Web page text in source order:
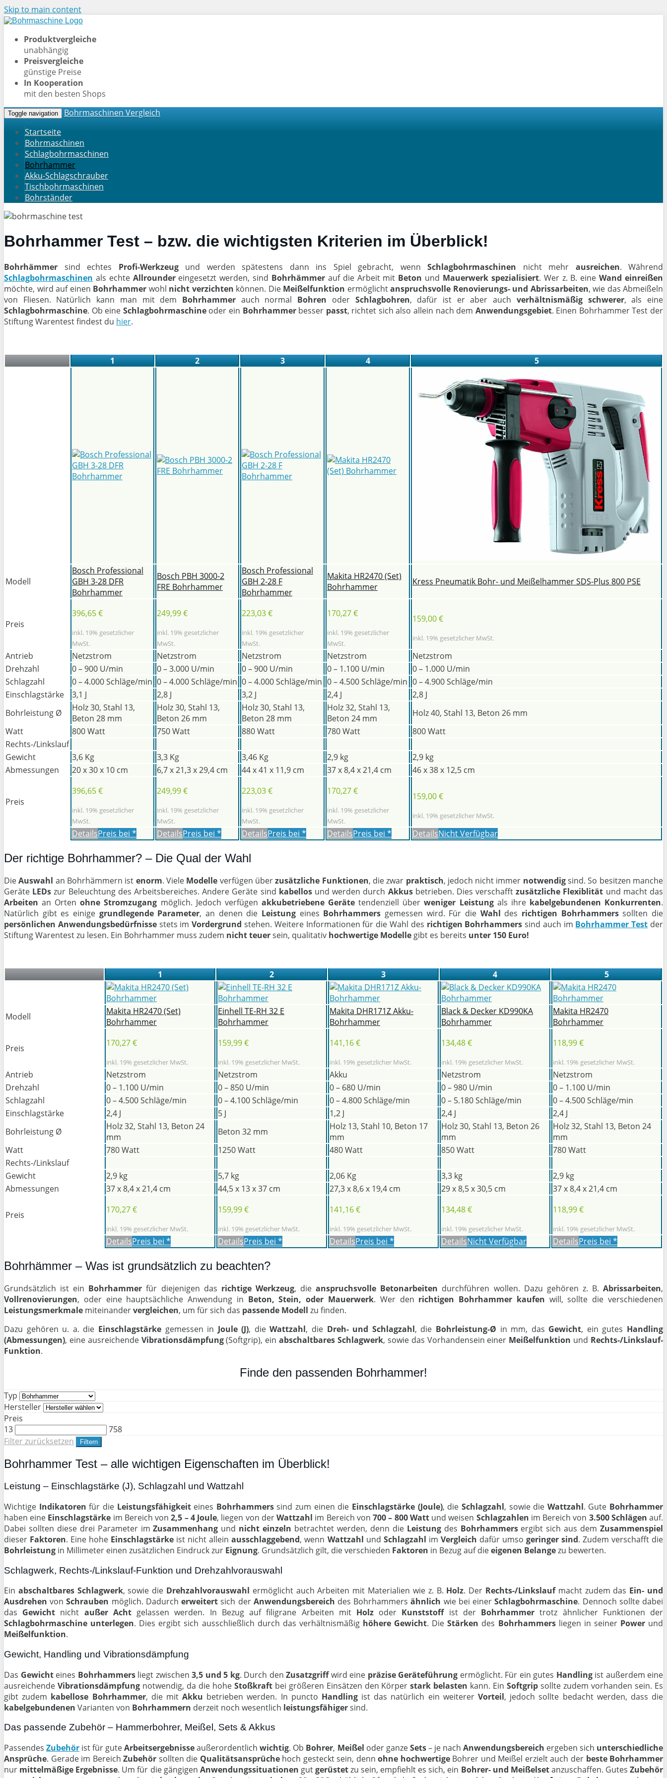
Skip to main content
Produktvergleiche
unabhängig
Preisvergleiche
günstige Preise
In Kooperation
mit den besten Shops
Toggle navigation
Bohrmaschinen Vergleich
Startseite
Bohrmaschinen
Schlagbohrmaschinen
Bohrhammer
Akku-Schlagschrauber
Tischbohrmaschinen
Bohrständer
Bohrhammer Test – bzw. die wichtigsten Kriterien im Überblick!
Bohrhämmer sind echtes Profi-Werkzeugund werden spätestens dann ins Spiel gebracht, wenn Schlagbohrmaschinen nicht mehr ausreichen. Während
Schlagbohrmaschinen als echte Allroundereingesetzt werden, sind Bohrhämmer auf die Arbeit mit Beton und Mauerwerk spezialisiert. Wer z. B. eineWand einreißen
möchte, wird auf einen Bohrhammer wohl nicht verzichten können. Die Meißelfunktion ermöglichtanspruchsvolle Renovierungs- und Abrissarbeiten, wie das Abmeißeln
von Fliesen. Natürlich kann man mit dem Bohrhammer auch normal Bohren oder Schlagbohren, dafür ist er aber auch verhältnismäßig schwerer, als eine
Schlagbohrmaschine. Ob eine Schlagbohrmaschineoder ein Bohrhammerbesser passt, richtet sich also allein nach dem Anwendungsgebiet. Einen Bohrhammer Test der
Stiftung Warentest findest du hier.
1 2 3 4 5
Modell
Bosch Professional
GBH 3-28 DFR
Bohrhammer
Bosch PBH 3000-2
FRE Bohrhammer
Bosch Professional
GBH 2-28 F
Bohrhammer
Makita HR2470 (Set)
Bohrhammer
Kress Pneumatik Bohr- und Meißelhammer SDS-Plus 800 PSE
Preis
396,65 €
inkl. 19% gesetzlicher
MwSt.
249,99 €
inkl. 19% gesetzlicher
MwSt.
223,03 €
inkl. 19% gesetzlicher
MwSt.
170,27 €
inkl. 19% gesetzlicher
MwSt.
159,00 €
inkl. 19% gesetzlicher MwSt.
Antrieb Netzstrom Netzstrom Netzstrom Netzstrom
Netzstrom
Drehzahl
0 – 900 U/min 0 – 3.000 U/min 0 – 900 U/min 0 – 1.100 U/min
0 – 1.000 U/min
Schlagzahl
0 – 4.000 Schläge/min 0 – 4.000 Schläge/min 0 – 4.000 Schläge/min 0 – 4.500 Schläge/min 0 – 4.900 Schläge/min
Einschlagstärke
3,1 J 2,8 J 3,2 J 2,4 J
2,8 J
Bohrleistung Ø
Holz 30, Stahl 13,
Beton 28 mm
Holz 30, Stahl 13,
Beton 26 mm
Holz 30, Stahl 13,
Beton 28 mm
Holz 32, Stahl 13,
Beton 24 mm
Holz 40, Stahl 13, Beton 26 mm
Watt
800 Watt 750 Watt 880 Watt 780 Watt
800 Watt
Rechts-/Linkslauf
Gewicht
3,6 Kg 3,3 Kg 3,46 Kg 2,9 kg
2,9 kg
Abmessungen
20 x 30 x 10 cm 6,7 x 21,3 x 29,4 cm 44 x 41 x 11,9 cm 37 x 8,4 x 21,4 cm 46 x 38 x 12,5 cm
Preis
396,65 €
inkl. 19% gesetzlicher
MwSt.
249,99 €
inkl. 19% gesetzlicher
MwSt.
223,03 €
inkl. 19% gesetzlicher
MwSt.
170,27 €
inkl. 19% gesetzlicher
MwSt.
159,00 €
inkl. 19% gesetzlicher MwSt.
DetailsPreis bei * DetailsPreis bei * DetailsPreis bei * DetailsPreis bei * DetailsNicht Verfügbar
Der richtige Bohrhammer? – Die Qual der Wahl
DieAuswahl an Bohrhämmern ist enorm. Viele Modelle verfügen überzusätzliche Funktionen, die zwar praktisch, jedoch nicht immer notwendigsind. So besitzen manche
Geräte LEDs zur Beleuchtung des Arbeitsbereiches. Andere Geräte sind kabellosund werden durch Akkusbetrieben. Dies verschafftzusätzliche Flexiblität und macht das
Arbeiten an Ortenohne Stromzugang möglich. Jedoch verfügen akkubetriebene Geräte tendenziell überweniger Leistungals ihre kabelgebundenen Konkurrenten.
Natürlich gibt es einige grundlegende Parameter, an denen die Leistung eines Bohrhammers gemessen wird. Für die Wahl des richtigen Bohrhammerssollten die
persönlichen Anwendungsbedürfnissestets imVordergrund stehen. Weitere Informationen für die Wahl des richtigen Bohrhammers sind auch im Bohrhammer Test der
Stiftung Warentest zu lesen. Ein Bohrhammer muss zudem nicht teuersein, qualitativ hochwertige Modelle gibt es bereits unter 150 Euro!
1 2 3 4 5
Modell
Makita HR2470 (Set)
Bohrhammer
Einhell TE-RH 32 E
Bohrhammer
Makita DHR171Z Akku-
Bohrhammer
Black & Decker KD990KA
Bohrhammer
Makita HR2470
Bohrhammer
Preis 170,27 €
inkl. 19% gesetzlicher MwSt.
159,99 €
inkl. 19% gesetzlicher MwSt.
141,16 €
inkl. 19% gesetzlicher MwSt.
134,48 €
inkl. 19% gesetzlicher MwSt.
118,99 €
inkl. 19% gesetzlicher MwSt.
Antrieb Netzstrom Netzstrom Akku Netzstrom
Netzstrom
Drehzahl
0 – 1.100 U/min 0 – 850 U/min 0 – 680 U/min 0 – 980 U/min
0 – 1.100 U/min
Schlagzahl
0 – 4.500 Schläge/min 0 – 4.100 Schläge/min 0 – 4.800 Schläge/min 0 – 5.180 Schläge/min
0 – 4.500 Schläge/min
Einschlagstärke
2,4 J 5 J 1,2 J 2,4 J
2,4 J
Bohrleistung Ø
Holz 32, Stahl 13, Beton 24
mm
Beton 32 mm
Holz 13, Stahl 10, Beton 17
mm
Holz 30, Stahl 13, Beton 26
mm
Holz 32, Stahl 13, Beton 24
mm
Watt
780 Watt 1250 Watt 480 Watt 850 Watt
780 Watt
Rechts-/Linkslauf
Gewicht
2,9 kg 5,7 kg 2,06 Kg 3,3 kg
2,9 kg
Abmessungen
37 x 8,4 x 21,4 cm 44,5 x 13 x 37 cm 27,3 x 8,6 x 19,4 cm 29 x 8,5 x 30,5 cm 37 x 8,4 x 21,4 cm
Preis 170,27 €
inkl. 19% gesetzlicher MwSt.
159,99 €
inkl. 19% gesetzlicher MwSt.
141,16 €
inkl. 19% gesetzlicher MwSt.
134,48 €
inkl. 19% gesetzlicher MwSt.
118,99 €
inkl. 19% gesetzlicher MwSt.
DetailsPreis bei * DetailsPreis bei * DetailsPreis bei * DetailsNicht Verfügbar DetailsPreis bei *
Bohrhämmer – Was ist grundsätzlich zu beachten?
Grundsätzlich ist ein Bohrhammer für diejenigen das richtige Werkzeug, dieanspruchsvolle Betonarbeiten durchführen wollen. Dazu gehören z. B.Abrissarbeiten,
Vollrenovierungen, oder eine hauptsächliche Anwendung in Beton, Stein, oder Mauerwerk. Wer den richtigen Bohrhammer kaufen will, sollte die verschiedenen
Leistungsmerkmale miteinandervergleichen, um für sich das passende Modell zu finden.
Dazu gehören u. a. die Einschlagstärkegemessen in Joule (J), dieWattzahl, die Dreh- und Schlagzahl, die Bohrleistung-Ø in mm, das Gewicht, ein gutes Handling
(Abmessungen), eine ausreichende Vibrationsdämpfung(Softgrip), einabschaltbares Schlagwerk, sowie das Vorhandensein einer Meißelfunktion und Rechts-/Linkslauf-
Funktion.
Finde den passenden Bohrhammer!
Typ
Hersteller
Preis
13
758
Filter zurücksetzen
Filtern
Bohrhammer Test – alle wichtigen Eigenschaften im Überblick!
Leistung – Einschlagstärke (J), Schlagzahl und Wattzahl
Wichtige Indikatoren für die Leistungsfähigkeiteines Bohrhammerssind zum einen die Einschlagstärke (Joule), die Schlagzahl, sowie die Wattzahl. Gute Bohrhammer
haben eine Einschlagstärke im Bereich von2,5 – 4 Joule, liegen von derWattzahl im Bereich von700 – 800 Wattund weisen Schlagzahlen im Bereich von 3.500 Schlägen auf.
Dabei sollten diese drei Parameter imZusammenhang und nicht einzeln betrachtet werden, denn die Leistungdes Bohrhammersergibt sich aus demZusammenspiel
dieser Faktoren. Eine hohe Einschlagstärke ist nicht alleinausschlaggebend, wenn Wattzahl und Schlagzahl im Vergleich dafür umso geringer sind. Zudem verschafft die
Bohrleistung in Millimeter einen zusätzlichen Eindruck zur Eignung. Grundsätzlich gilt, die verschieden Faktoren in Bezug auf dieeigenen Belangezu bewerten.
Schlagwerk, Rechts-/Linkslauf-Funktion und Drehzahlvorauswahl
Ein abschaltbares Schlagwerk, sowie die Drehzahlvorauswahl ermöglicht auch Arbeiten mit Materialien wie z. B. Holz. Der Rechts-/Linkslaufmacht zudem das Ein- und
Ausdrehen vonSchrauben möglich. Dadurcherweitert sich der Anwendungsbereich des Bohrhammersähnlich wie bei einerSchlagbohrmaschine. Dennoch sollte dabei
das Gewicht nicht außer Achtgelassen werden. In Bezug auf filigrane Arbeiten mit Holzoder Kunststoffist der Bohrhammer trotz ähnlicher Funktionen der
Schlagbohrmaschine unterlegen. Dies ergibt sich ausschließlich durch das verhältnismäßig höhere Gewicht. DieStärken des Bohrhammersliegen in seiner Powerund
Meißelfunktion.
Gewicht, Handling und Vibrationsdämpfung
Das Gewichteines Bohrhammersliegt zwischen 3,5 und 5 kg. Durch den Zusatzgriffwird eine präzise Geräteführung ermöglicht. Für ein gutes Handlingist außerdem eine
ausreichende Vibrationsdämpfungnotwendig, da die hohe Stoßkraftbei größeren Einsätzen den Körperstark belasten kann. EinSoftgrip sollte zudem vorhanden sein. Es
gibt zudem kabellose Bohrhammer, die mitAkku betrieben werden. In puncto Handlingist das natürlich ein weiterer Vorteil, jedoch sollte bedacht werden, dass die
kabelgebundenen Varianten von Bohrhammern derzeit noch wesentlich leistungsfähigersind.
Das passende Zubehör – Hammerbohrer, Meißel, Sets & Akkus
PassendesZubehör ist für guteArbeitsergebnisseaußerordentlichwichtig. Ob Bohrer, Meißel oder ganzeSets– je nach Anwendungsbereich ergeben sich unterschiedliche
Ansprüche. Gerade im BereichZubehör sollten die Qualitätsansprüchehoch gesteckt sein, dennohne hochwertigeBohrer und Meißel erzielt auch der beste Bohrhammer
nur mittelmäßige Ergebnisse. Um für die gängigen Anwendungssituationen gutgerüstetzu sein, empfiehlt es sich, ein Bohrer- und Meißelsetanzuschaffen. GutesZubehör